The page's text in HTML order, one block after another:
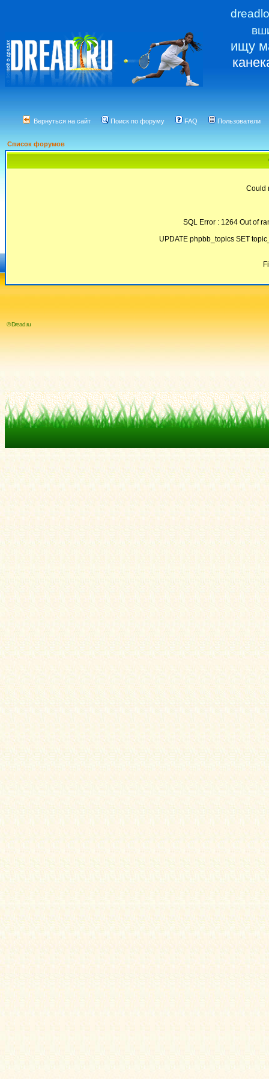
ищу
Вернуться на сайт Поиск по форуму FAQ Пользователи
Список форумов
Could
SQL Error : 1264 Out of
UPDATE phpbb_topics SET
© Dread.ru